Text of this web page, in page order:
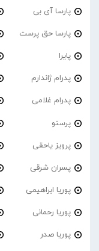
پارسا آی بی
پارسا حق پرست
پایرا
پدرام ژاندارم
پدرام غلامی
پرستو
پرویز یاحقی
پسران شرقی
پوریا ابراهیمی
پوریا رحمانی
پوریا صدر